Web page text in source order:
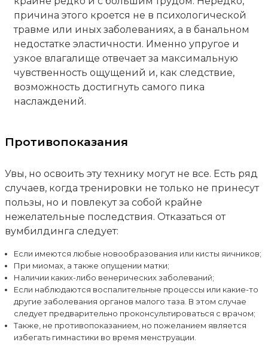
причина этого кроется не в психологической
травме или иных заболеваниях, а в банальном
недостатке эластичности. Именно упругое и
узкое влагалище отвечает за максимальную
чувственность ощущений и, как следствие,
возможность достигнуть самого пика
наслаждений.
Противопоказания
Увы, но освоить эту технику могут не все. Есть ряд
случаев, когда тренировки не только не принесут
пользы, но и повлекут за собой крайне
нежелательные последствия. Отказаться от
вумбилдинга следует:
Если имеются любые новообразования или кисты яичников;
При миомах, а также опущении матки;
Наличии каких-либо венерических заболеваний;
Если наблюдаются воспалительные процессы или какие-то
другие заболевания органов малого таза. В этом случае
следует предварительно проконсультироваться с врачом;
Также, не противопоказанием, но пожеланием является
избегать гимнастики во время менструации.